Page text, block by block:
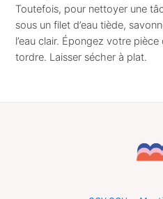
Toutefois, pour nettoyer une
sous un filet d’eau tiède,
l’eau clair. Épongez votre
tordre. Laisser sécher à plat.